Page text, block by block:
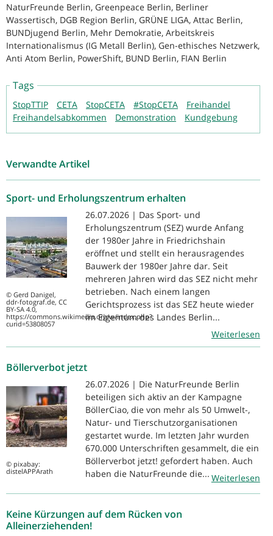
NaturFreunde Berlin, Greenpeace Berlin, Berliner
Wassertisch, DGB Region Berlin, GRÜNE LIGA, Attac Berlin,
BUNDjugend Berlin, Mehr Demokratie, Arbeitskreis
Internationalismus (IG Metall Berlin), Gen-ethisches Netzwerk,
Anti Atom Berlin, PowerShift, BUND Berlin, FIAN Berlin
Tags
StopTTIP CETA StopCETA #StopCETA
Freihandel
Freihandelsabkommen
Demonstration Kundgebung
Verwandte Artikel
Sport- und Erholungszentrum erhalten
© Gerd Danigel,
ddr-fotograf.de, CC
BY-SA 4.0,
https://commons.wikimedia.org/w/index.php?
curid=53808057
26.07.2026 | Das Sport- und
Erholungszentrum (SEZ) wurde Anfang
der 1980er Jahre in Friedrichshain
eröffnet und stellt ein herausragendes
Bauwerk der 1980er Jahre dar. Seit
mehreren Jahren wird das SEZ nicht mehr
betrieben. Nach einem langen
Gerichtsprozess ist das SEZ heute wieder
im Eigentum des Landes Berlin...
Weiterlesen
Böllerverbot jetzt
© pixabay:
distelAPPArath
26.07.2026 | Die NaturFreunde Berlin
beteiligen sich aktiv an der Kampagne
BöllerCiao, die von mehr als 50 Umwelt-,
Natur- und Tierschutzorganisationen
gestartet wurde. Im letzten Jahr wurden
670.000 Unterschriften gesammelt, die ein
Böllerverbot jetzt! gefordert haben. Auch
haben die NaturFreunde die... Weiterlesen
Keine Kürzungen auf dem Rücken von
Alleinerziehenden!